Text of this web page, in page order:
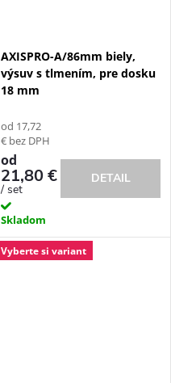
AXISPRO-A/86mm biely,
výsuv s tlmením, pre dosku
18 mm
od 17,72
€ bez DPH
od
21,80 €
/ set
Skladom
DETAIL
Vyberte si variant